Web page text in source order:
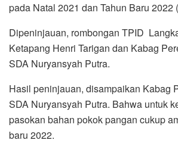
pada Natal 2021 dan Tahun Baru 2022
Dipeninjauan, rombongan TPID
Ketapang Henri Tarigan dan Kabag
SDA Nuryansyah Putra.
Hasil peninjauan, disampaikan Kabag
SDA Nuryansyah Putra. Bahwa untuk
pasokan bahan pokok pangan cukup
baru 2022.